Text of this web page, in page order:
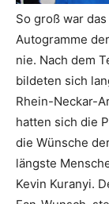
So groß war
Autogramme
nie. Nach dem
bildeten sich
Rhein-Neckar-
hatten sich die
die Wünsche
längste
Kevin Kuranyi.